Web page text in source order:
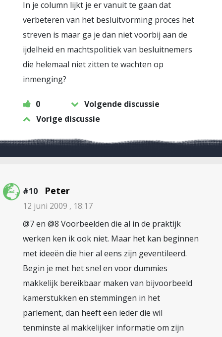
In je column lijkt je er vanuit te gaan dat
verbeteren van het besluitvorming proces het
streven is maar ga je dan niet voorbij aan de
ijdelheid en machtspolitiek van besluitnemers
die helemaal niet zitten te wachten op
inmenging?
0
Volgende discussie
Vorige discussie
#10 Peter
12 juni 2009 , 18:17
@7 en @8 Voorbeelden die al in de praktijk
werken ken ik ook niet. Maar het kan beginnen
met ideeën die hier al eens zijn geventileerd.
Begin je met het snel en voor dummies
makkelijk bereikbaar maken van bijvoorbeeld
kamerstukken en stemmingen in het
parlement, dan heeft een ieder die wil
tenminste al makkelijker informatie om zijn